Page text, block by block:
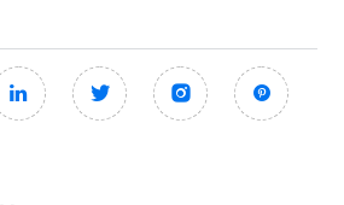
   